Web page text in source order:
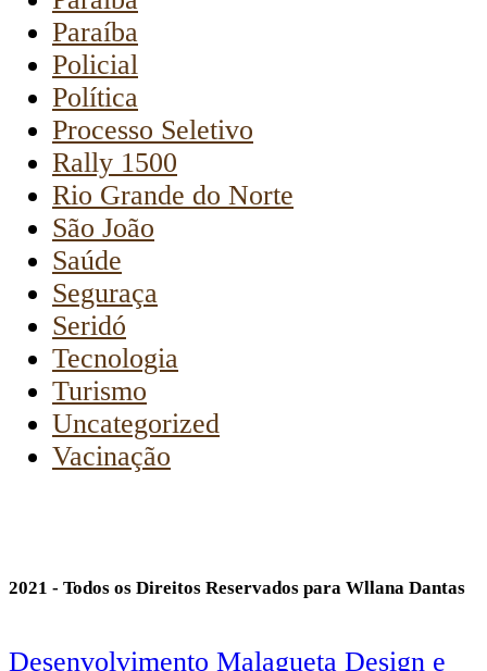
Paraíba
Policial
Política
Processo Seletivo
Rally 1500
Rio Grande do Norte
São João
Saúde
Seguraça
Seridó
Tecnologia
Turismo
Uncategorized
Vacinação
2021 - Todos os Direitos Reservados para Wllana Dantas
Desenvolvimento Malagueta Design e